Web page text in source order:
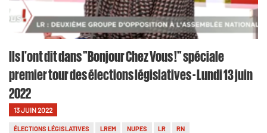
Ils l'ont dit dans "Bonjour Chez Vous !" spéciale
premier tour des élections législatives - Lundi 13 juin
2022
13 JUIN 2022
ÉLECTIONS LÉGISLATIVES LREM NUPES LR RN